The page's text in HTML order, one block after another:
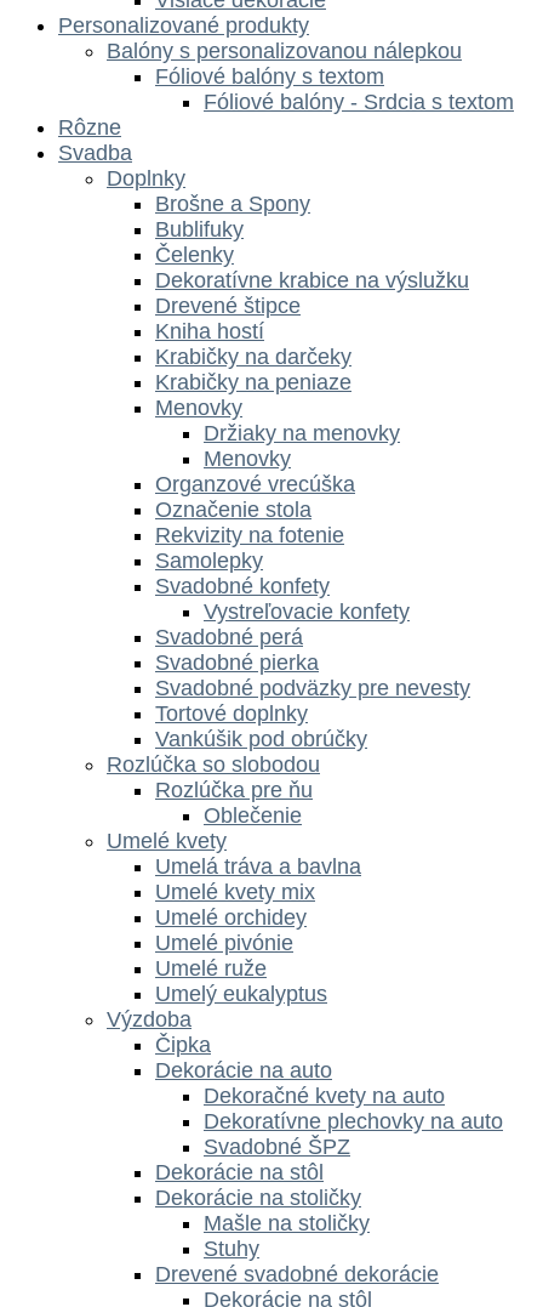
Personalizované produkty
Balóny s personalizovanou nálepkou
Fóliové balóny s textom
Fóliové balóny - Srdcia s textom
Rôzne
Svadba
Doplnky
Brošne a Spony
Bublifuky
Čelenky
Dekoratívne krabice na výslužku
Drevené štipce
Kniha hostí
Krabičky na darčeky
Krabičky na peniaze
Menovky
Držiaky na menovky
Menovky
Organzové vrecúška
Označenie stola
Rekvizity na fotenie
Samolepky
Svadobné konfety
Vystreľovacie konfety
Svadobné perá
Svadobné pierka
Svadobné podväzky pre nevesty
Tortové doplnky
Vankúšik pod obrúčky
Rozlúčka so slobodou
Rozlúčka pre ňu
Oblečenie
Umelé kvety
Umelá tráva a bavlna
Umelé kvety mix
Umelé orchidey
Umelé pivónie
Umelé ruže
Umelý eukalyptus
Výzdoba
Čipka
Dekorácie na auto
Dekoračné kvety na auto
Dekoratívne plechovky na auto
Svadobné ŠPZ
Dekorácie na stôl
Dekorácie na stoličky
Mašle na stoličky
Stuhy
Drevené svadobné dekorácie
Dekorácie na stôl